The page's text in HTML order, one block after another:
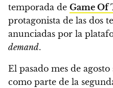
temporada de Game Of
protagonista de las dos
anunciadas por la
demand.
El pasado mes de
como parte de la